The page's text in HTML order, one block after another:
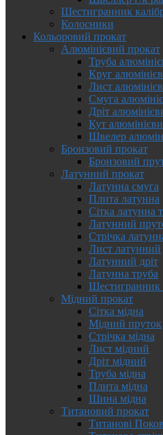
Шестигранник
Колосники
Кольоровий прокат
Алюмінієвий прокат
Труба
Круг
Лист
Смуга
Дріт
Кут
Швелер
Бронзовий прокат
Бронзовий
Латунний прокат
Латунна смуга
Плита латунна
Сітка латунна
Латунний
Стрічка
Лист латунний
Латунний дріт
Латунна труба
Шестигранник
Мідний прокат
Сітка мідна
Мідний пруток
Стрічка мідна
Лист мідний
Дріт мідний
Труба мідна
Плита мідна
Шина мідна
Титановий прокат
Титанові